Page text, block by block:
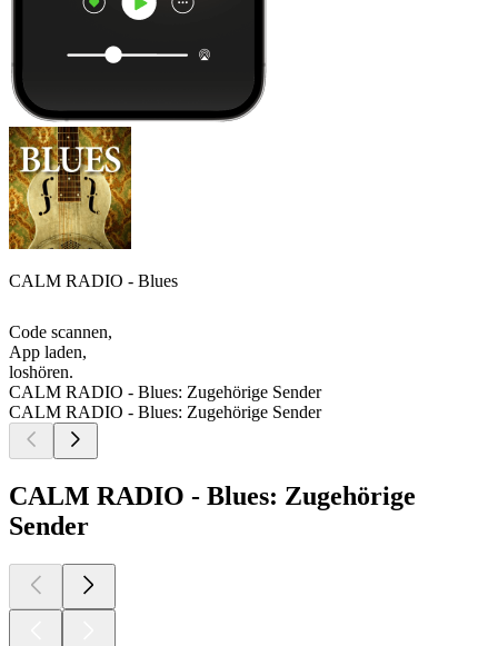
CALM RADIO - Blues
Code scannen,
App laden,
loshören.
CALM RADIO - Blues: Zugehörige Sender
CALM RADIO - Blues: Zugehörige Sender
CALM RADIO - Blues: Zugehörige
Sender